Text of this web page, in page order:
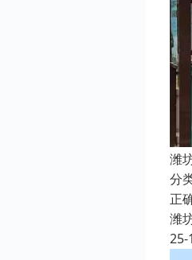
潍
分
正
潍
25-